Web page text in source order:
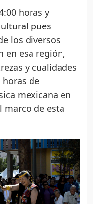
horas y
pues
los diversos
en esa región,
y cualidades
de
mexicana en
marco de esta